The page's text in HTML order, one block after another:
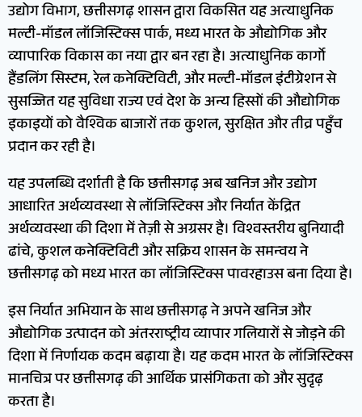
उद्योग विभाग, छत्तीसगढ़ शासन द्वारा विकसित यह अत्याधुनिक
मल्टी-मॉडल लॉजिस्टिक्स पार्क, मध्य भारत के औद्योगिक और
व्यापारिक विकास का नया द्वार बन रहा है। अत्याधुनिक कार्गो
हैंडलिंग सिस्टम, रेल कनेक्टिविटी, और मल्टी-मॉडल इंटीग्रेशन से
सुसज्जित यह सुविधा राज्य एवं देश के अन्य हिस्सों की औद्योगिक
इकाइयों को वैश्विक बाजारों तक कुशल, सुरक्षित और तीव्र पहुँच
प्रदान कर रही है।
यह उपलब्धि दर्शाती है कि छत्तीसगढ़ अब खनिज और उद्योग
आधारित अर्थव्यवस्था से लॉजिस्टिक्स और निर्यात केंद्रित
अर्थव्यवस्था की दिशा में तेज़ी से अग्रसर है। विश्वस्तरीय बुनियादी
ढांचे, कुशल कनेक्टिविटी और सक्रिय शासन के समन्वय ने
छत्तीसगढ़ को मध्य भारत का लॉजिस्टिक्स पावरहाउस बना दिया है।
इस निर्यात अभियान के साथ छत्तीसगढ़ ने अपने खनिज और
औद्योगिक उत्पादन को अंतरराष्ट्रीय व्यापार गलियारों से जोड़ने की
दिशा में निर्णायक कदम बढ़ाया है। यह कदम भारत के लॉजिस्टिक्स
मानचित्र पर छत्तीसगढ़ की आर्थिक प्रासंगिकता को और सुदृढ़
करता है।